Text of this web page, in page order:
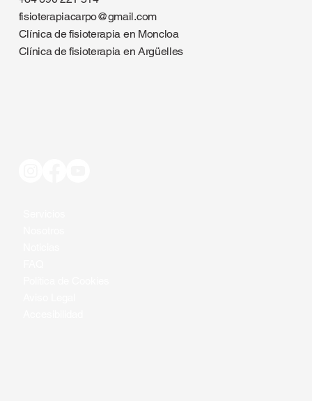
fisioterapiacarpo@gmail.com
Clínica de fisioterapia en Moncloa
Clínica de fisioterapia en Argüelles